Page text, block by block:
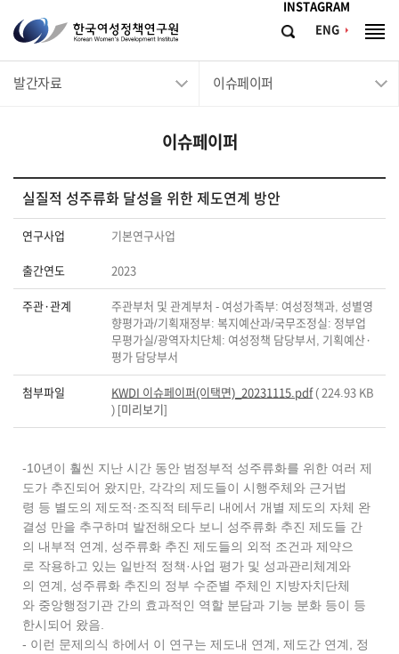
INSTAGRAM
ENG
한
국
여
연
구
원
Women's
Development
Institute
검
체
발간자료 이슈페이퍼
이슈페이퍼
실질적 성주류화 달성을 위한 제도연계 방안
연구사업 기본연구사업
출간연도 2023
주관·관계
주관부처 및 관계부처 - 여성가족부: 여성정책과, 성별영
향평가과/기획재정부: 복지예산과/국무조정실: 정부업
무평가실/광역자치단체: 여성정책 담당부서, 기획예산·
평가 담당부서
첨부파일 KWDI 이슈페이퍼(이택면)_20231115.pdf( 224.93 KB
) [미리보기]
-10년이 훨씬 지난 시간 동안 범정부적 성주류화를 위한 여러 제
도가 추진되어 왔지만, 각각의 제도들이 시행주체와 근거법
령 등 별도의 제도적·조직적 테두리 내에서 개별 제도의 자체 완
결성 만을 추구하며 발전해오다 보니 성주류화 추진 제도들 간
의 내부적 연계, 성주류화 추진 제도들의 외적 조건과 제약으
로 작용하고 있는 일반적 정책·사업 평가 및 성과관리체계와
의 연계, 성주류화 추진의 정부 수준별 주체인 지방자치단체
와 중앙행정기관 간의 효과적인 역할 분담과 기능 분화 등이 등
한시되어 왔음.
- 이런 문제의식 하에서 이 연구는 제도내 연계, 제도간 연계, 정